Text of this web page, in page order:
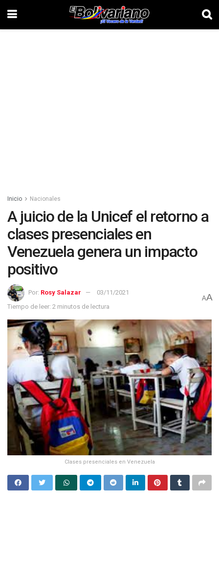
Inicio Nacionales
A juicio de la Unicef el retorno a
clases presenciales en
Venezuela genera un impacto
positivo
Por: Rosy Salazar
03/11/2021
Tiempo de leer: 2 minutos de lectura
AA
Clases presenciales en Venezuela